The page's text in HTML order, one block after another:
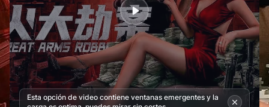
Esta opción de video contiene ventanas emergentes y la